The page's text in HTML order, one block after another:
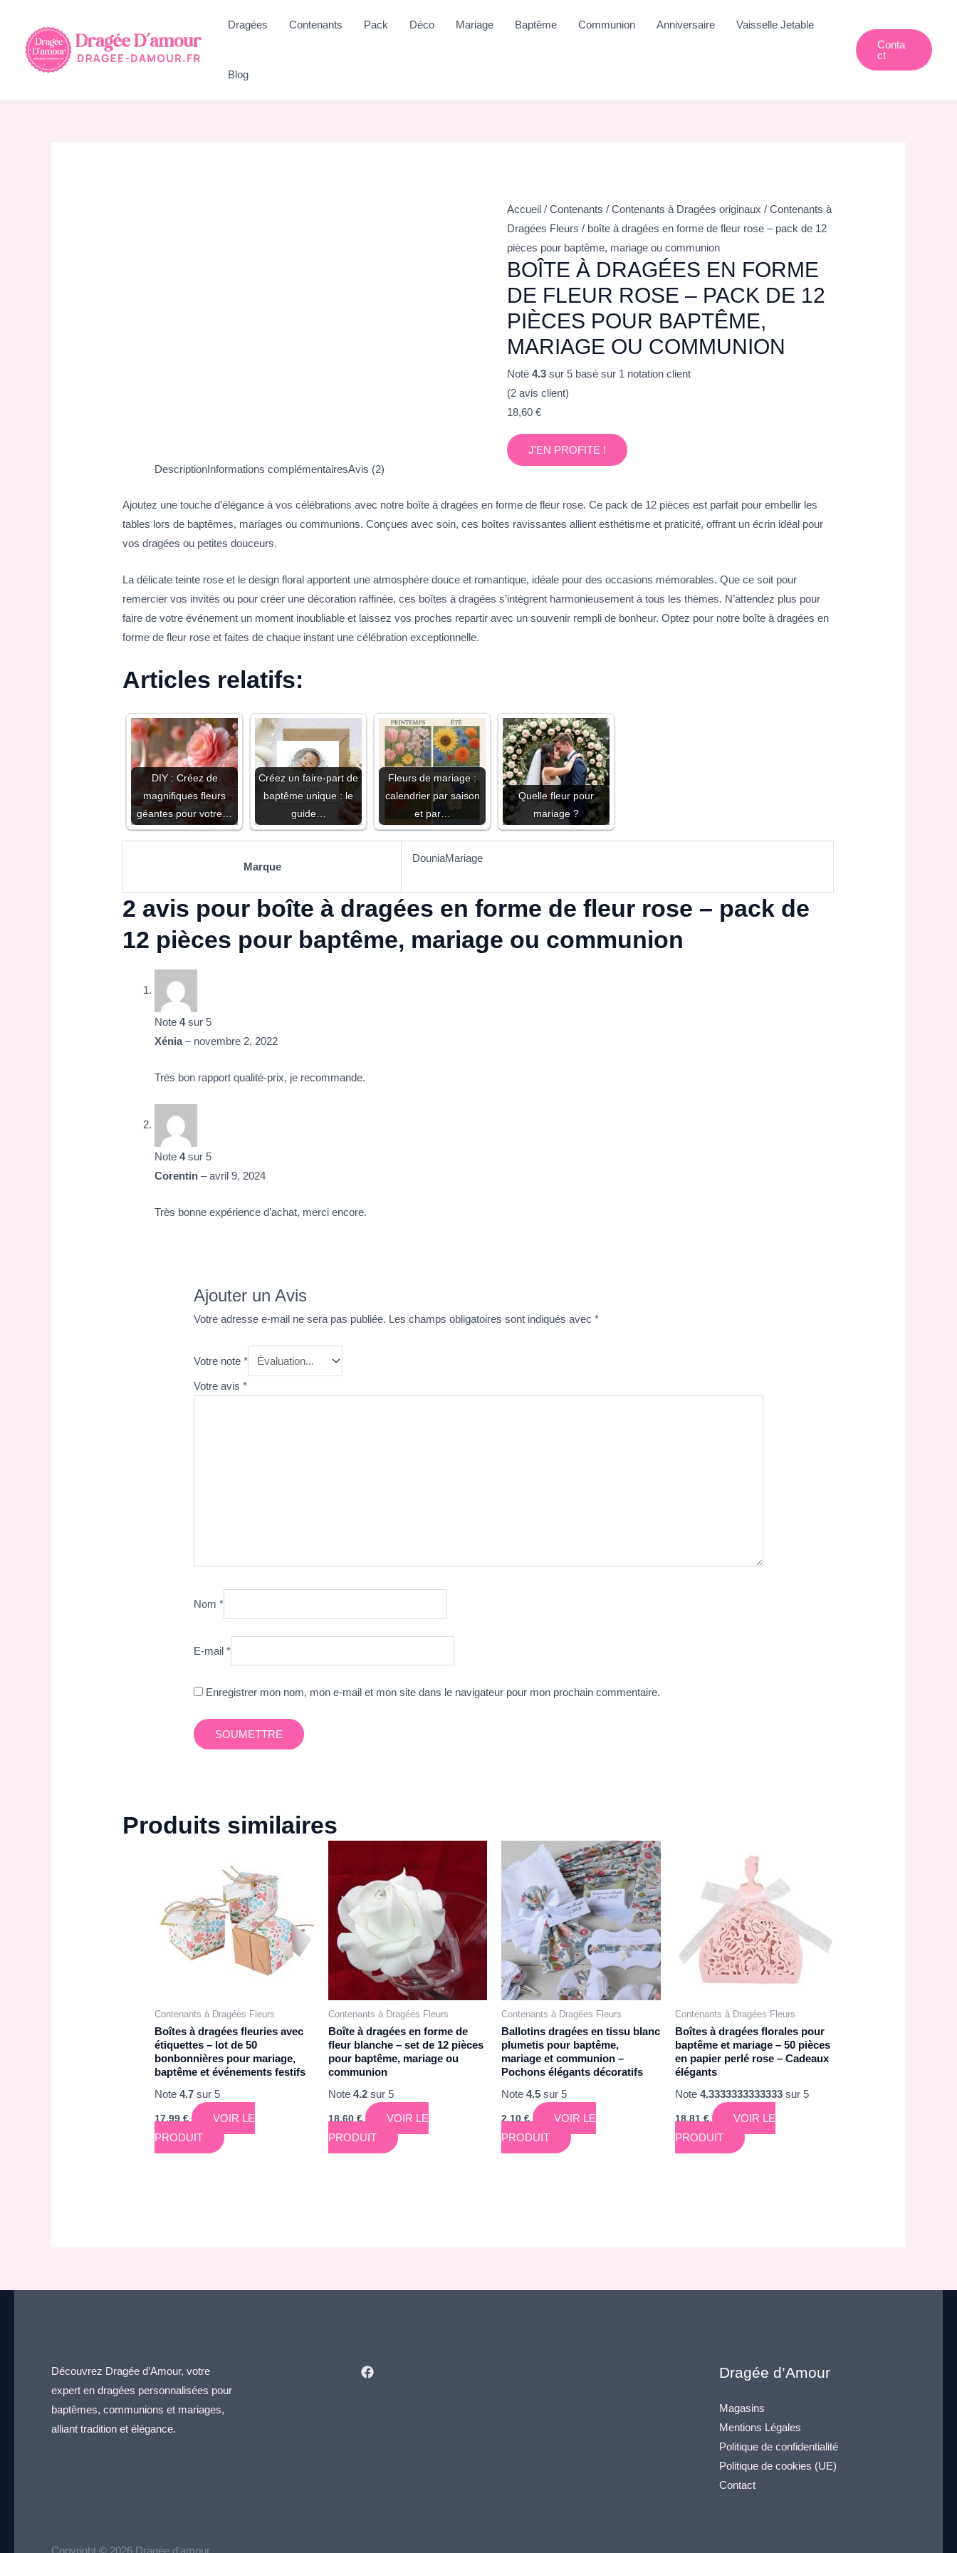
contenu
Dragées Contenants Pack Déco Mariage Baptême Communion Anniversaire Vaisselle Jetable
Blog
Conta
Ct
Accueil / Contenants / Contenants à Dragées originaux / Contenants à
Dragées Fleurs / boîte à dragées en forme de fleur rose – pack de 12
pièces pour baptême, mariage ou communion
BOÎTE À DRAGÉES EN FORME
DE FLEUR ROSE – PACK DE 12
PIÈCES POUR BAPTÊME,
MARIAGE OU COMMUNION
Noté 4.3 sur 5 basé sur 1 notation client
(2 avis client)
18,60 €
J'EN PROFITE !
DescriptionInformations complémentairesAvis (2)
Ajoutez une touche d’élégance à vos célébrations avec notre boîte à dragées en forme de fleur rose. Ce pack de 12 pièces est parfait pour embellir les
tables lors de baptêmes, mariages ou communions. Conçues avec soin, ces boîtes ravissantes allient esthétisme et praticité, offrant un écrin idéal pour
vos dragées ou petites douceurs.
La délicate teinte rose et le design floral apportent une atmosphère douce et romantique, idéale pour des occasions mémorables. Que ce soit pour
remercier vos invités ou pour créer une décoration raffinée, ces boîtes à dragées s’intègrent harmonieusement à tous les thèmes. N’attendez plus pour
faire de votre événement un moment inoubliable et laissez vos proches repartir avec un souvenir rempli de bonheur. Optez pour notre boîte à dragées en
forme de fleur rose et faites de chaque instant une célébration exceptionnelle.
Articles relatifs:
DIY : Créez de
magnifiques fleurs
géantes pour votre…
Créez un faire-part de
baptême unique : le
guide…
Fleurs de mariage :
calendrier par saison
et par…
Quelle fleur pour
mariage ?
Marque
DouniaMariage
2 avis pour boîte à dragées en forme de fleur rose – pack de
12 pièces pour baptême, mariage ou communion
Note4sur 5
Xénia– novembre 2, 2022
Très bon rapport qualité-prix, je recommande.
Note4sur 5
Corentin– avril 9, 2024
Très bonne expérience d’achat, merci encore.
Ajouter un Avis
Votre adresse e-mail ne sera pas publiée. Les champs obligatoires sont indiqués avec*
Votre note*
Votre avis*
Nom*
E-mail*
Enregistrer mon nom, mon e-mail et mon site dans le navigateur pour mon prochain commentaire.
Produits similaires
Contenants à Dragées Fleurs
Boîtes à dragées fleuries avec
étiquettes – lot de 50
bonbonnières pour mariage,
baptême et événements festifs
Note4.7 sur 5
17,99€
VOIR LE
PRODUIT
Contenants à Dragées Fleurs
Boîte à dragées en forme de
fleur blanche – set de 12 pièces
pour baptême, mariage ou
communion
Note 4.2sur 5
18,60€
VOIR LE
PRODUIT
Contenants à Dragées Fleurs
Ballotins dragées en tissu blanc
plumetis pour baptême,
mariage et communion –
Pochons élégants décoratifs
Note4.5 sur 5
2,10€
VOIR LE
PRODUIT
Contenants à Dragées Fleurs
Boîtes à dragées florales pour
baptême et mariage – 50 pièces
en papier perlé rose – Cadeaux
élégants
Note4.3333333333333 sur 5
18,81€
VOIR LE
PRODUIT
Découvrez Dragée d’Amour, votre
expert en dragées personnalisées pour
baptêmes, communions et mariages,
alliant tradition et élégance.
Dragée d’Amour
Magasins
Mentions Légales
Politique de confidentialité
Politique de cookies (UE)
Contact
Copyright © 2026 Dragée d'amour